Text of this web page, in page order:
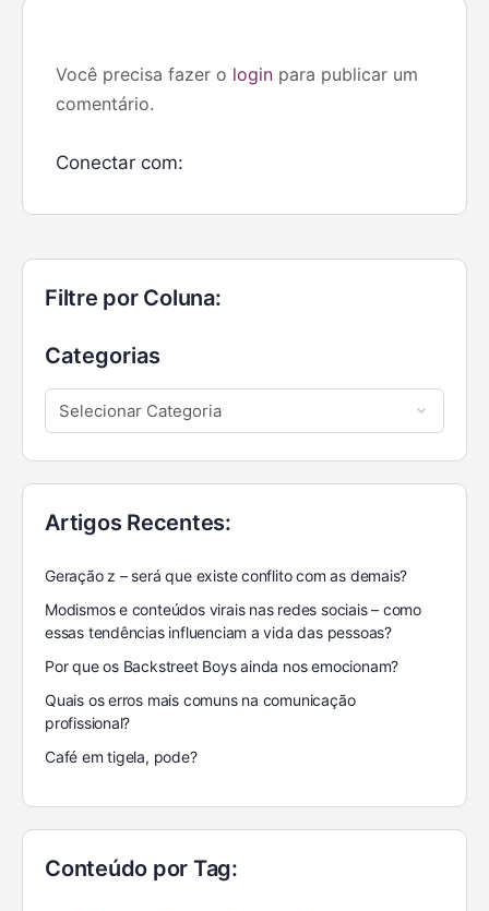
Você precisa fazer o login para publicar um
comentário.
Conectar com:
Filtre por Coluna:
Categorias
Artigos Recentes:
Geração z – será que existe conflito com as demais?
Modismos e conteúdos virais nas redes sociais – como
essas tendências influenciam a vida das pessoas?
Por que os Backstreet Boys ainda nos emocionam?
Quais os erros mais comuns na comunicação
profissional?
Café em tigela, pode?
Conteúdo por Tag: